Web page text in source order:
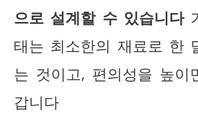
으로 설계할 수 있습니다
태는 최소한의 재료로 한
는 것이고, 편의성을 높이
갑니다